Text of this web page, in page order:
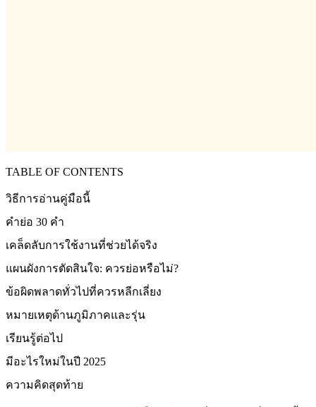
TABLE OF CONTENTS
วิธีการอ่านคู่มือนี้
คำย่อ 30 คำ
เคล็ดลับการใช้งานที่ช่วยได้จริง
แผนผังการตัดสินใจ: ควรย่อหรือไม่?
ข้อผิดพลาดทั่วไปที่ควรหลีกเลี่ยง
หมายเหตุด้านภูมิภาคและรุ่น
เรียนรู้ต่อไป
มีอะไรใหม่ในปี 2025
ความคิดสุดท้าย